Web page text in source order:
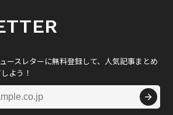
ースレターに無料登録して、人気記事まとめ
よう！